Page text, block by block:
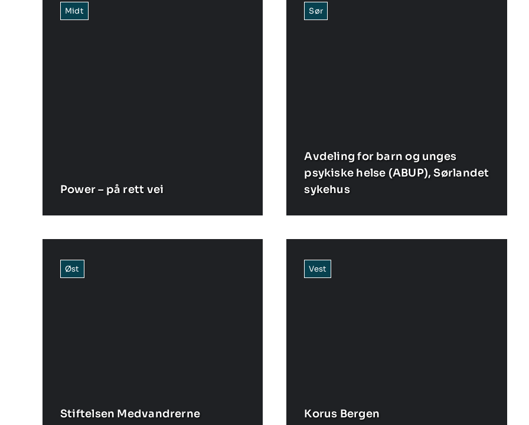
Midt
Power – på rett vei
Sør
Avdeling for barn og unges
psykiske helse (ABUP), Sørlandet
sykehus
Øst
Stiftelsen Medvandrerne
Vest
Korus Bergen